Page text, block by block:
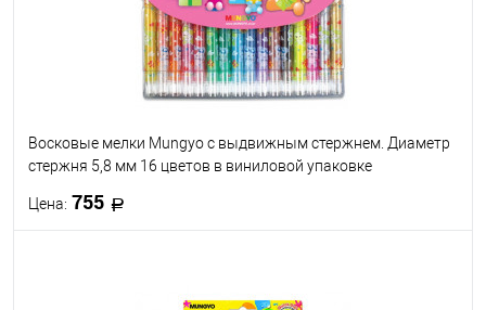
Восковые мелки Mungyo с выдвижным стержнем. Диаметр
стержня 5,8 мм 16 цветов в виниловой упаковке
Цена: 755